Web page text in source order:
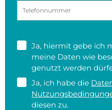
Ja, hiermit gebe ich
meine Daten wie
genutzt werden
Ja, ich habe die
diesen zu.